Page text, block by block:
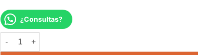
¿Consultas?
ROPERO MERY cantidad